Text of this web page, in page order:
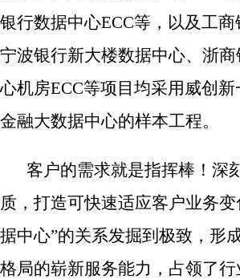
银行数据中心ECC等，以及工
宁波银行新大楼数据中心、浙
心机房ECC等项目均采用威创
金融大数据中心的样本工程。
客户的需求就是指挥棒！深
质，打造可快速适应客户业务
据中心”的关系发掘到极致，形
格局的崭新服务能力，占领了